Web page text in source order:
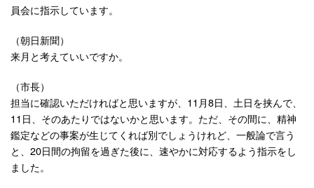
員会に指示しています。
（朝日新聞）
来月と考えていいですか。
（市長）
担当に確認いただければと思いますが、11月8日、土日を挟んで、
11日、そのあたりではないかと思います。ただ、その間に、精神
鑑定などの事案が生じてくれば別でしょうけれど、一般論で言う
と、20日間の拘留を過ぎた後に、速やかに対応するよう指示をし
ました。